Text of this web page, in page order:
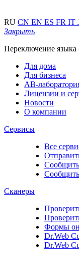
RU CN EN ES FR IT
Закрыть
Переключение языка
Для дома
Для бизнеса
АВ-
Лицензии и
Новости
О компании
Сервисы
Все
Сканеры
Формы
Dr.Web
Dr.Web